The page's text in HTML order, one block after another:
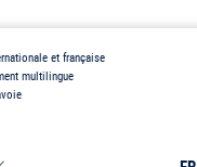
et française
multilingue